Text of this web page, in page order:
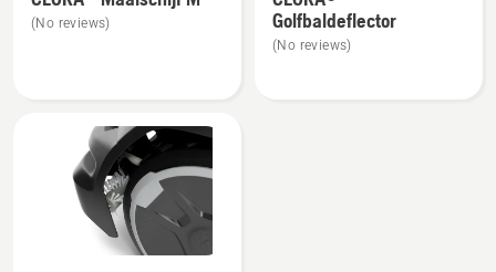
details
over
(No reviews)
details
over
CEORA®
Golfbaldeflector
(No reviews)